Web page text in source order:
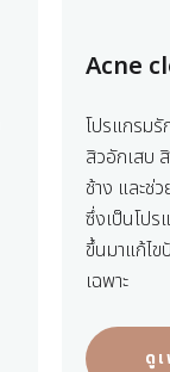
Acne
โปรแกรมรั
สิวอักเสบ
ช้าง และช่
ซึ่งเป็นโป
ขึ้นมาแก้ไ
เฉพาะ
ดู